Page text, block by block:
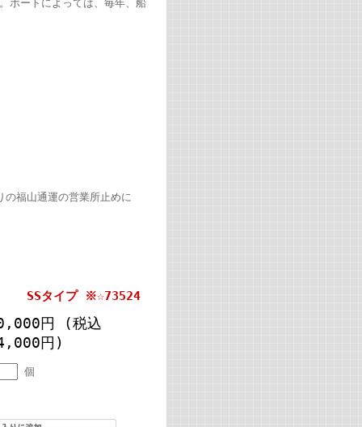
ボートによっては、毎年、船
福山通運の営業所止めに
ト SSタイプ ※☆73524
円
(税込
円)
個